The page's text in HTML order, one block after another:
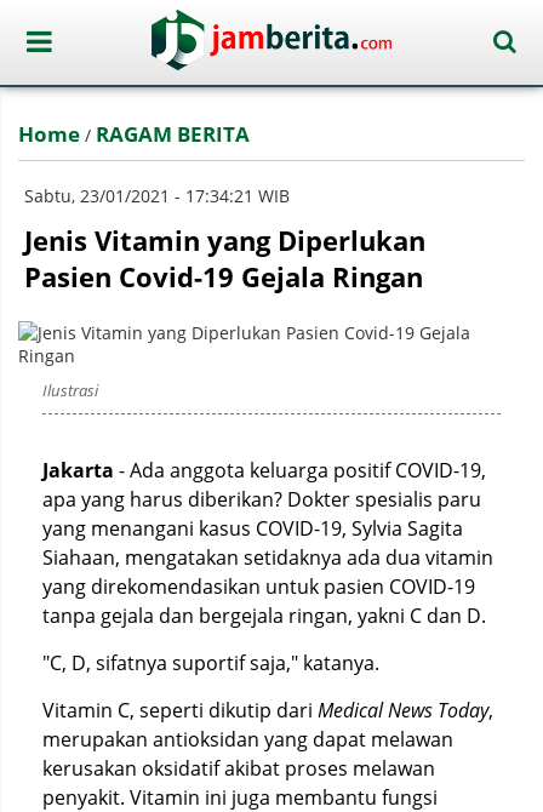
Home / RAGAM BERITA
Sabtu, 23/01/2021 - 17:34:21 WIB
Jenis Vitamin yang Diperlukan
Pasien Covid-19 Gejala Ringan
Ilustrasi
Jakarta - Ada anggota keluarga positif COVID-19,
apa yang harus diberikan? Dokter spesialis paru
yang menangani kasus COVID-19, Sylvia Sagita
Siahaan, mengatakan setidaknya ada dua vitamin
yang direkomendasikan untuk pasien COVID-19
tanpa gejala dan bergejala ringan, yakni C dan D.
"C, D, sifatnya suportif saja," katanya.
Vitamin C, seperti dikutip dari Medical News Today,
merupakan antioksidan yang dapat melawan
kerusakan oksidatif akibat proses melawan
penyakit. Vitamin ini juga membantu fungsi